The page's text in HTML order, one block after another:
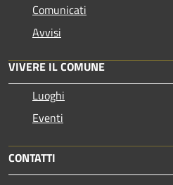
Comunicati
Avvisi
VIVERE IL COMUNE
Luoghi
Eventi
CONTATTI